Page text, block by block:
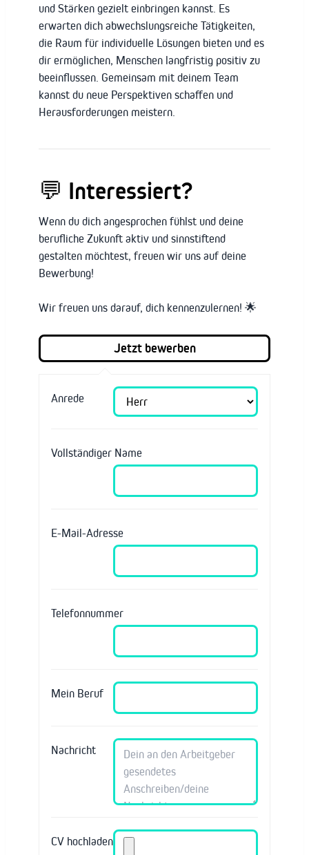
und Stärken gezielt einbringen kannst. Es
erwarten dich abwechslungsreiche Tätigkeiten,
die Raum für individuelle Lösungen bieten und es
dir ermöglichen, Menschen langfristig positiv zu
beeinflussen. Gemeinsam mit deinem Team
kannst du neue Perspektiven schaffen und
Herausforderungen meistern.
💬 Interessiert?
Wenn du dich angesprochen fühlst und deine
berufliche Zukunft aktiv und sinnstiftend
gestalten möchtest, freuen wir uns auf deine
Bewerbung!
Wir freuen uns darauf, dich kennenzulernen! 🌟
Anrede
Vollständiger Name
E-Mail-Adresse
Telefonnummer
Mein Beruf
Nachricht
CV hochladen